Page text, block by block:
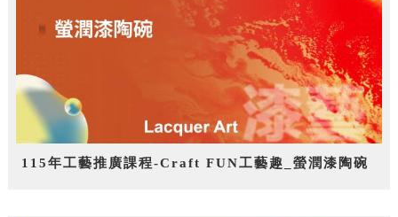
115年工藝推廣課程-Craft FUN工藝趣_螢潤漆陶碗